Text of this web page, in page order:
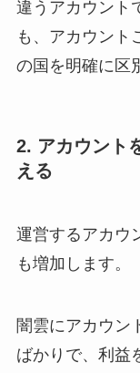
違うアカウント
も、アカウント
の国を明確に区
2. アカウント
える
運営するアカウ
も増加します。
闇雲にアカウン
ばかりで、利益